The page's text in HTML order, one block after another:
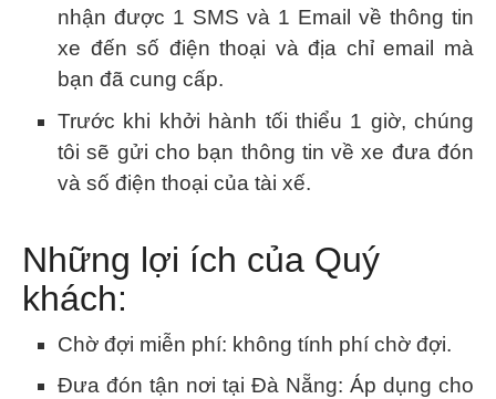
nhận được 1 SMS và 1 Email về thông tin
xe đến số điện thoại và địa chỉ email mà
bạn đã cung cấp.
Trước khi khởi hành tối thiểu 1 giờ, chúng
tôi sẽ gửi cho bạn thông tin về xe đưa đón
và số điện thoại của tài xế.
Những lợi ích của Quý
khách:
Chờ đợi miễn phí: không tính phí chờ đợi.
Đưa đón tận nơi tại Đà Nẵng: Áp dụng cho